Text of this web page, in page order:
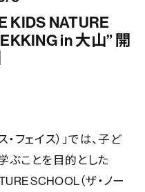
KIDS NATURE
in 大山” 開
フェイス）」では、子ど
ぶことを目的とした
SCHOOL（ザ・ノー